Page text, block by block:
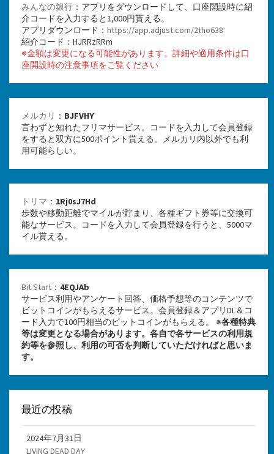
みんなの銀行 ：アプリをダウンロードして、口座開設時に紹
介コードを入力すると1,000円貰える。
アプリダウンロード： https://app.adjust.com/2tho638
紹介コード：HJRRzRRm
※金額は変更になる可能性があります。詳細や適用条件は口
座開設時の注意事項をご覧ください
メルカリ ： BJFVHY
言わずと知れたフリマサービス。コードを入力して会員登録
をすると双方に500ポイント貰える。メルカリ内以外でも利
用可能らしい。
トリマ ： 1Rj0sJ7Hd
歩数や移動距離でマイルが貯まり、各種ギフト券等に交換可
能なサービス。コードを入力して会員登録を行うと、5000マ
イル貰える。
Bit Start ： 4EQJAb
サービス利用やアンケート回答、価格予想等のコンテンツで
ビットコインがもらえるサービス。会員登録＆アプリDL＆コ
ード入力で100円相当のビットコインがもらえる。 ※各種特典
等は変更となる場合があります。各自で各サービスの利用規
約等を参照し、利用の可否を判断していただければと思いま
す。
最近の投稿
2024年7月31日
LIVING DEAD DAY